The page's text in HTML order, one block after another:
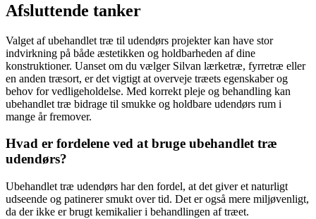
Afsluttende tanker
Valget af ubehandlet træ til udendørs projekter kan have stor
indvirkning på både æstetikken og holdbarheden af dine
konstruktioner. Uanset om du vælger Silvan lærketræ, fyrretræ eller
en anden træsort, er det vigtigt at overveje træets egenskaber og
behov for vedligeholdelse. Med korrekt pleje og behandling kan
ubehandlet træ bidrage til smukke og holdbare udendørs rum i
mange år fremover.
Hvad er fordelene ved at bruge ubehandlet træ
udendørs?
Ubehandlet træ udendørs har den fordel, at det giver et naturligt
udseende og patinerer smukt over tid. Det er også mere miljøvenligt,
da der ikke er brugt kemikalier i behandlingen af træet.